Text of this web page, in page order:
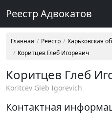
Реестр Адвокатов
Главная Реестр Харьковская
Коритцев Глеб Игоревич
Коритцев Глеб
Koritcev Gleb Igorevich
Контактная